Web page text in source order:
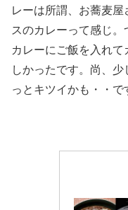
レーは所謂、お蕎麦
スのカレーって感じ
カレーにご飯を入れ
しかったです。尚、
っとキツイかも・・で